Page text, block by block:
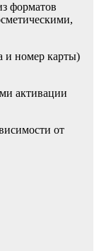
форматов
и номер карты)
активации
от